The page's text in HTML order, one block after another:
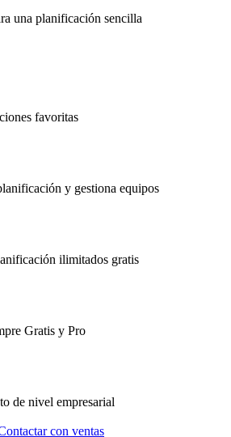
una planificación sencilla
favoritas
y gestiona equipos
ilimitados gratis
Gratis y Pro
de nivel empresarial
con ventas